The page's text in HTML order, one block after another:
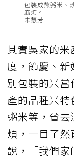
包裝成熬粥米、
麻煩。
朱慧芳
其實吳家的米
度，節慶、
別包裝的米當
產的品種米特
粥米等，省去
煩，一目了
說，「我們家